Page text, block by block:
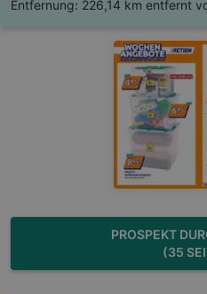
Entfernung: 226,14 km entfernt
PROSPEKT
(35